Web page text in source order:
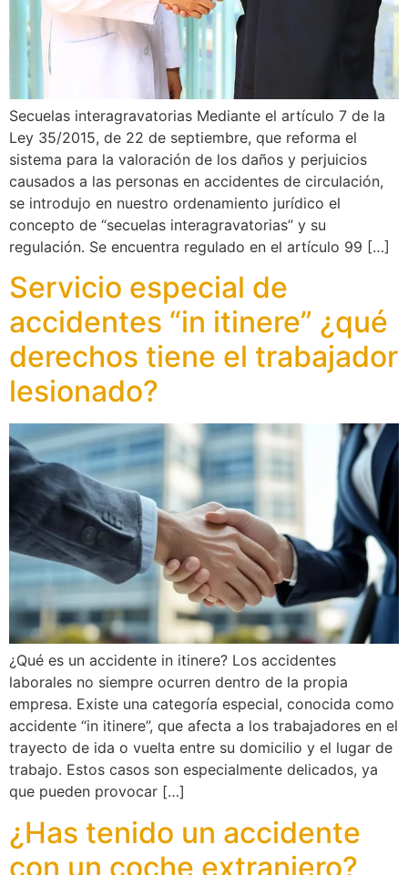
Secuelas interagravatorias Mediante el artículo 7 de la
Ley 35/2015, de 22 de septiembre, que reforma el
sistema para la valoración de los daños y perjuicios
causados a las personas en accidentes de circulación,
se introdujo en nuestro ordenamiento jurídico el
concepto de “secuelas interagravatorias” y su
regulación. Se encuentra regulado en el artículo 99 […]
Servicio especial de
accidentes “in itinere” ¿qué
derechos tiene el trabajador
lesionado?
¿Qué es un accidente in itinere? Los accidentes
laborales no siempre ocurren dentro de la propia
empresa. Existe una categoría especial, conocida como
accidente “in itinere”, que afecta a los trabajadores en el
trayecto de ida o vuelta entre su domicilio y el lugar de
trabajo. Estos casos son especialmente delicados, ya
que pueden provocar […]
¿Has tenido un accidente
con un coche extranjero?